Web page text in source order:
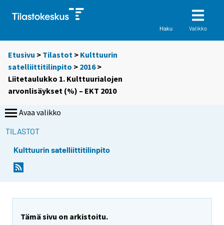
Haku Valikko
Etusivu > Tilastot > Kulttuurin
satelliittitilinpito > 2016>
Liitetaulukko 1. Kulttuurialojen
arvonlisäykset (%) – EKT 2010
Avaa valikko
TILASTOT
Kulttuurin satelliittitilinpito
Tämä sivu on arkistoitu.